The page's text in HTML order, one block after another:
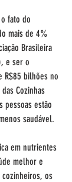
fato do
mais de 4%
Brasileira
e ser o
R$85 bilhões no
Cozinhas
pessoas estão
saudável.
em nutrientes
melhor e
os